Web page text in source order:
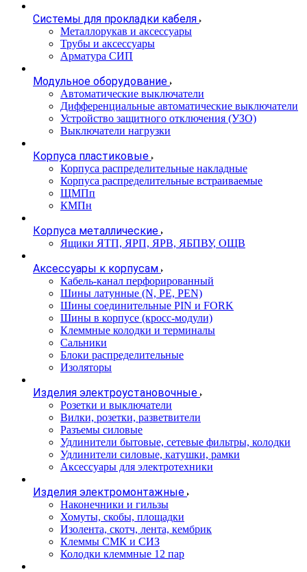
Системы для прокладки кабеля
Металлорукав и аксессуары
Трубы и аксессуары
Арматура СИП
Модульное оборудование
Автоматические выключатели
Дифференциальные автоматические выключатели
Устройство защитного отключения (УЗО)
Выключатели нагрузки
Корпуса пластиковые
Корпуса распределительные накладные
Корпуса распределительные встраиваемые
ЩМПп
КМПн
Корпуса металлические
Ящики ЯТП, ЯРП, ЯРВ, ЯБПВУ, ОЩВ
Аксессуары к корпусам
Кабель-канал перфорированный
Шины латунные (N, PE, PEN)
Шины соединительные PIN и FORK
Шины в корпусе (кросс-модули)
Клеммные колодки и терминалы
Сальники
Блоки распределительные
Изоляторы
Изделия электроустановочные
Розетки и выключатели
Вилки, розетки, разветвители
Разъемы силовые
Удлинители бытовые, сетевые фильтры, колодки
Удлинители силовые, катушки, рамки
Аксессуары для электротехники
Изделия электромонтажные
Наконечники и гильзы
Хомуты, скобы, площадки
Изолента, скотч, лента, кембрик
Клеммы СМК и СИЗ
Колодки клеммные 12 пар